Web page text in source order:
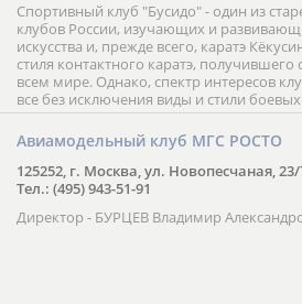
Спортивный клуб "Бусидо" - один из
клубов России, изучающих и
искусства и, прежде всего, каратэ
стиля контактного каратэ,
всем мире. Однако, спектр интересов
все без исключения виды и стили боевых
Авиамодельный клуб МГС РОСТО
125252, г. Москва, ул. Новопесчаная,
Тел.: (495) 943-51-91
Директор - БУРЦЕВ Владимир